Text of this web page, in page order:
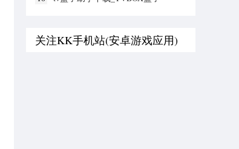
关注KK手机站(安卓游戏应用)